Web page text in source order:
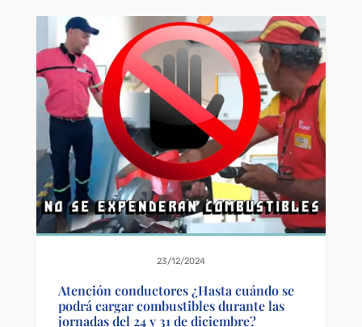
23/12/2024
Atención conductores ¿Hasta cuándo se
podrá cargar combustibles durante las
jornadas del 24 y 31 de diciembre?